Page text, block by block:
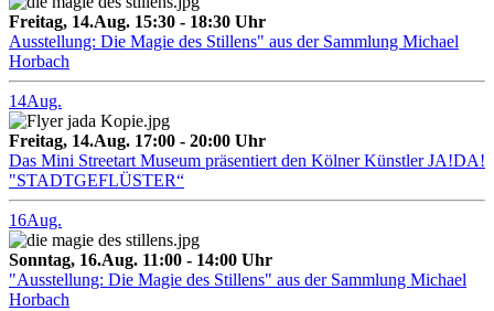
Freitag, 14.Aug. 15:30 - 18:30 Uhr
Ausstellung: Die Magie des Stillens" aus der Sammlung Michael
Horbach
14Aug.
Freitag, 14.Aug. 17:00 - 20:00 Uhr
Das Mini Streetart Museum präsentiert den Kölner Künstler JA!DA!
"STADTGEFLÜSTER“
16Aug.
Sonntag, 16.Aug. 11:00 - 14:00 Uhr
"Ausstellung: Die Magie des Stillens" aus der Sammlung Michael
Horbach